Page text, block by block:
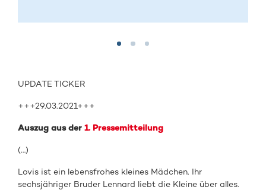
UPDATE TICKER
+++29.03.2021+++
Auszug aus der1. Pressemitteilung
(…)
Lovis ist ein lebensfrohes kleines Mädchen. Ihr
sechsjähriger Bruder Lennard liebt die Kleine über alles.